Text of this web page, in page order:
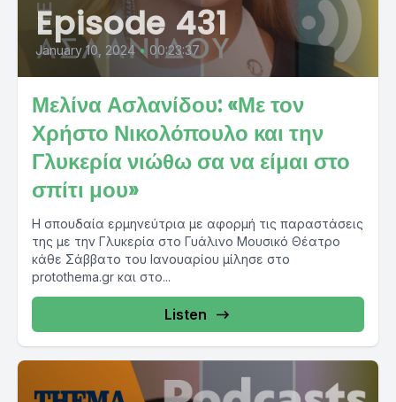
Episode 431
January 10, 2024 • 00:23:37
Μελίνα Ασλανίδου: «Με τον
Χρήστο Νικολόπουλο και την
Γλυκερία νιώθω σα να είμαι στο
σπίτι μου»
Η σπουδαία ερμηνεύτρια με αφορμή τις παραστάσεις
της με την Γλυκερία στο Γυάλινο Μουσικό Θέατρο
κάθε Σάββατο του Ιανουαρίου μίλησε στο
protothema.gr και στο...
Listen